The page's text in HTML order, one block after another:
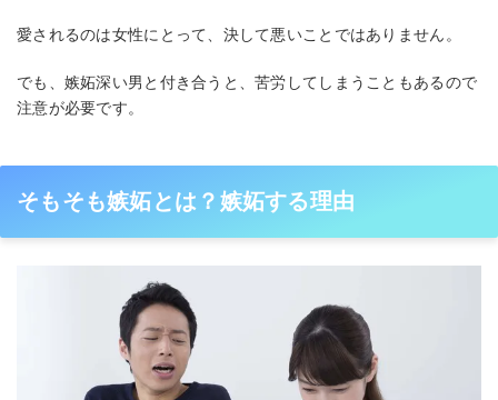
愛されるのは女性にとって、決して悪いことではありません。
でも、嫉妬深い男と付き合うと、苦労してしまうこともあるので
注意が必要です。
そもそも嫉妬とは？嫉妬する理由